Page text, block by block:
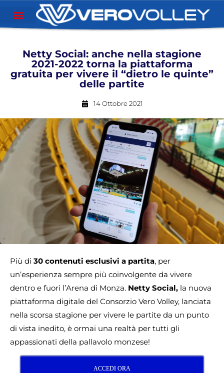
Netty Social: anche nella stagione
2021-2022 torna la piattaforma
gratuita per vivere il “dietro le quinte”
delle partite
14 Ottobre 2021
Più di 30 contenuti esclusivi a partita, per
un’esperienza sempre più coinvolgente da vivere
dentro e fuori l’Arena di Monza. Netty Social, la nuova
piattaforma digitale del Consorzio Vero Volley, lanciata
nella scorsa stagione per vivere le partite da un punto
di vista inedito, è ormai una realtà per tutti gli
appassionati della pallavolo monzese!
ACCEDI ORA